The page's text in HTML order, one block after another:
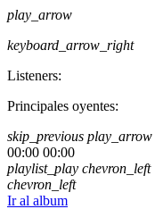
play_arrow
keyboard_arrow_right
Listeners:
Principales oyentes:
skip_previous play_arrow
00:00 00:00
playlist_play chevron_left
chevron_left
Ir al album